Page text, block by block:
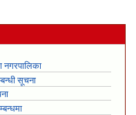
नगरपालिका
सूचना